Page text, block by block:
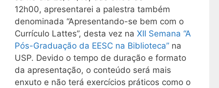
12h00, apresentarei a palestra também
denominada “Apresentando-se bem com o
Currículo Lattes”, desta vez na XII Semana “A
Pós-Graduação da EESC na Biblioteca” na
USP. Devido o tempo de duração e formato
da apresentação, o conteúdo será mais
enxuto e não terá exercícios práticos como o